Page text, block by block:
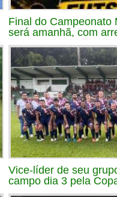
Final do Campeonato
será amanhã, com
Vice-líder de seu
campo dia 3 pela